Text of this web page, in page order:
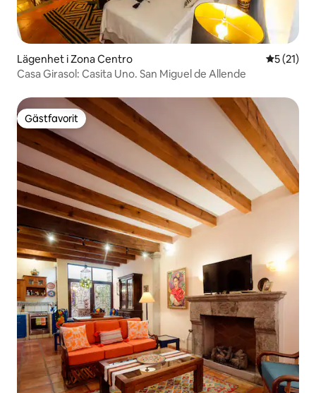
Lägenhet i Zona Centro 5 av 5 i
5 (21)
Casa Girasol: Casita Uno. San Miguel de Allende
Gästfavorit
Gästfavorit